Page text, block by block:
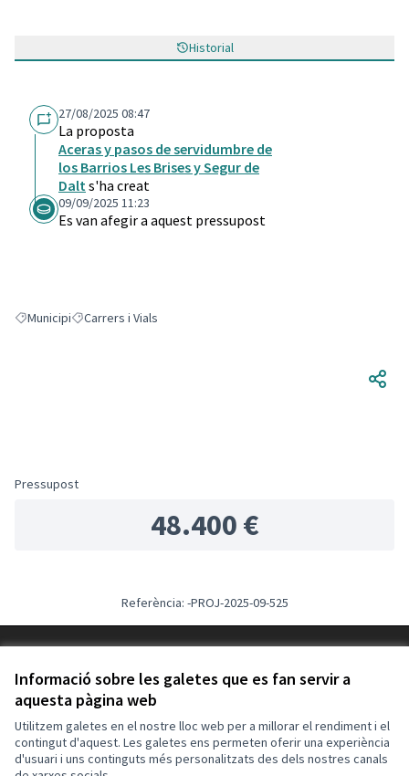
Informació sobre les galetes que es fan servir a
aquesta pàgina web
Utilitzem galetes en el nostre lloc web per a millorar el rendiment i el
contingut d'aquest. Les galetes ens permeten oferir una experiència
d'usuari i uns continguts més personalitzats des dels nostres canals
Historial
27/08/2025 08:47
La proposta
Aceras y pasos de servidumbre de
los Barrios Les Brises y Segur de
Dalts'ha creat
09/09/2025 11:23
Es van afegir a aquest pressupost
Resultats en filtrar per: Municipi
MunicipiResultats en filtrar per: Carrers i Vials
Carrers i Vials
Pressupost
48.400 €
Referència: -PROJ-2025-09-525
Configuració de les galetes
Decidim Calafell a X
(Enllaç extern)
Decidim Calafell a Facebook
(Enllaç extern)
Decidim Calafell a YouTube
(Enllaç extern)
Decidim Calafell a GitHub
(Enllaç extern)